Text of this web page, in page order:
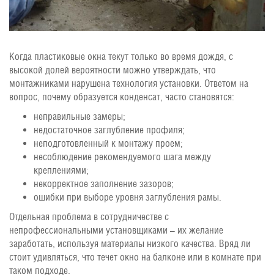
Когда пластиковые окна текут только во время дождя, с
высокой долей вероятности можно утверждать, что
монтажниками нарушена технология установки. Ответом на
вопрос, почему образуется конденсат, часто становятся:
неправильные замеры;
недостаточное заглубление профиля;
неподготовленный к монтажу проем;
несоблюдение рекомендуемого шага между
креплениями;
некорректное заполнение зазоров;
ошибки при выборе уровня заглубления рамы.
Отдельная проблема в сотрудничестве с
непрофессиональными установщиками – их желание
заработать, используя материалы низкого качества. Вряд ли
стоит удивляться, что течет окно на балконе или в комнате при
таком подходе.